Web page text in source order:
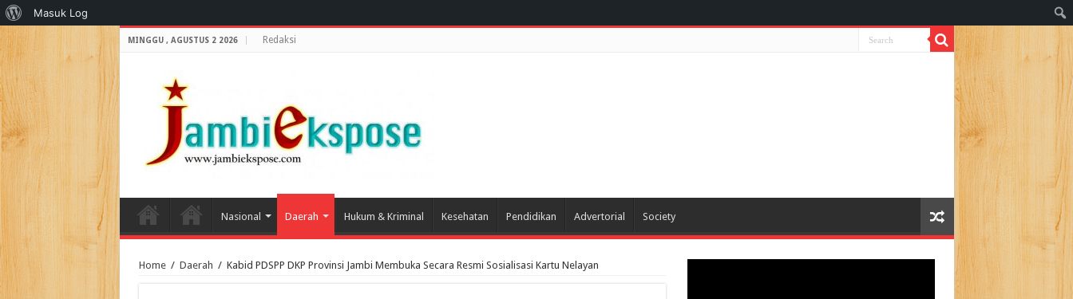
MINGGU , AGUSTUS 2 2026 Redaksi
Nasional Daerah Hukum & Kriminal Kesehatan Pendidikan Advertorial Society
Home / Daerah / Kabid PDSPP DKP Provinsi Jambi Membuka Secara Resmi Sosialisasi Kartu Nelayan
Tentang
WordPress
Masuk Log